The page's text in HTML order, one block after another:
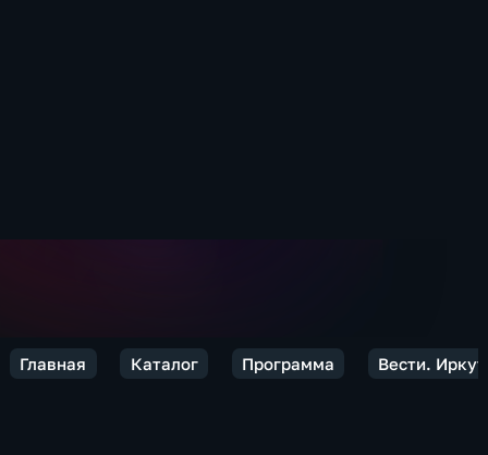
Главная Каталог Программа Вести.